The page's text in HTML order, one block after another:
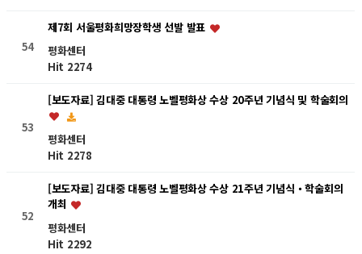
54
제7회 서울평화희망장학생 선발 발표
평화센터
Hit 2274
53
[보도자료] 김대중 대통령 노벨평화상 수상 20주년 기념식 및 학술회의
평화센터
Hit 2278
52
[보도자료] 김대중 대통령 노벨평화상 수상 21주년 기념식・학술회의
개최
평화센터
Hit 2292